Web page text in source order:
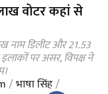
वोटर कहां से
नाम डिलीट और 21.53
पर असर, विपक्ष ने
भाषा सिंह